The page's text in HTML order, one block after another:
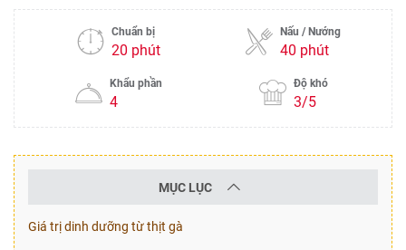
Chuẩn bị
20 phút
Nấu / Nướng
40 phút
Khẩu phần
4
Độ khó
3/5
MỤC LỤC
Giá trị dinh dưỡng từ thịt gà